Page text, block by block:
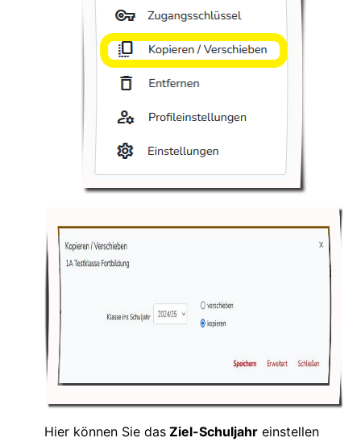
Hier können Sie das Ziel-Schuljahr einstellen